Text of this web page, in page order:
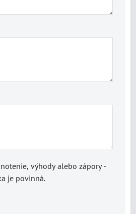
výhody alebo zápory -
je povinná.